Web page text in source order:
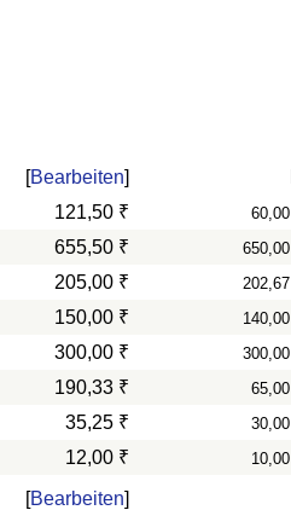
[Bearbeiten]
121,50 ₹ 60,00
655,50 ₹ 650,00
205,00 ₹ 202,67
150,00 ₹ 140,00
300,00 ₹ 300,00
190,33 ₹ 65,00
35,25 ₹ 30,00
12,00 ₹ 10,00
[Bearbeiten]